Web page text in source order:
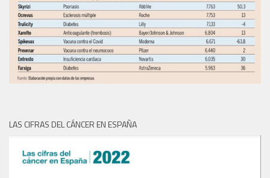
LAS CIFRAS DEL CÁNCER EN ESPAÑA